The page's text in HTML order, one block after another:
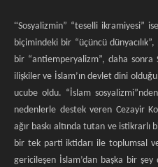
“Sosyalizmin” “teselli ikramiyesi”
biçimindeki bir “üçüncü
bir “antiemperyalizm”, daha sonra
ilişkiler ve İslam’ın devlet dini
ucube oldu. “İslam
nedenlerle destek veren Cezayir
ağır baskı altında tutan ve
bir tek parti iktidarı ile toplumsal
gericileşen İslam’dan başka bir